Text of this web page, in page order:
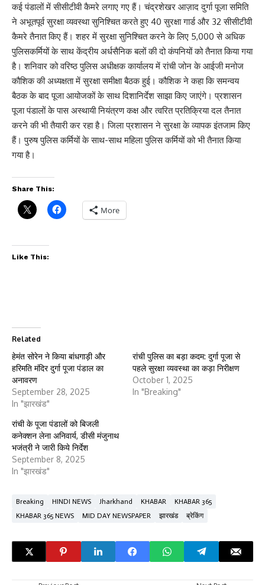
कई पंडालों में सीसीटीवी कैमरे लगाए गए हैं। चंद्रशेखर आज़ाद दुर्गा पूजा समिति
ने अभूतपूर्व सुरक्षा व्यवस्था सुनिश्चित करते हुए 40 सुरक्षा गार्ड और 32 सीसीटीवी
कैमरे तैनात किए हैं। शहर में सुरक्षा सुनिश्चित करने के लिए 5,000 से अधिक
पुलिसकर्मियों के साथ केंद्रीय अर्धसैनिक बलों की दो कंपनियों को तैनात किया गया
है। शनिवार को वरिष्ठ पुलिस अधीक्षक कार्यालय में रांची जोन के आईजी मनोज
कौशिक की अध्यक्षता में सुरक्षा समीक्षा बैठक हुई। कौशिक ने कहा कि समन्वय
बैठक के बाद पूजा आयोजकों के साथ दिशानिर्देश साझा किए जाएंगे। प्रशासन
पूजा पंडालों के पास अस्थायी नियंत्रण कक्ष और त्वरित प्रतिक्रिया दल तैनात
करने की भी तैयारी कर रहा है। जिला प्रशासन ने सुरक्षा के व्यापक इंतजाम किए
हैं। पुरुष पुलिस कर्मियों के साथ-साथ महिला पुलिस कर्मियों को भी तैनात किया
गया है।
Share This:
More
Like This:
Related
हेमंत सोरेन ने किया बांधगाड़ी और
हरिमति मंदिर दुर्गा पूजा पंडाल का
अनावरण
September 28, 2025
In "झारखंड"
रांची पुलिस का बड़ा कदम: दुर्गा पूजा से
पहले सुरक्षा व्यवस्था का कड़ा निरीक्षण
October 1, 2025
In "Breaking"
रांची के पूजा पंडालों को बिजली
कनेक्शन लेना अनिवार्य, डीसी मंजुनाथ
भजंत्री ने जारी किये निर्देश
September 8, 2025
In "झारखंड"
Breaking HINDI NEWS Jharkhand KHABAR
KHABAR 365
KHABAR 365 NEWS
MID DAY NEWSPAPER झारखंड ब्रेकिंग